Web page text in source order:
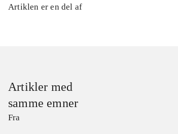
Artiklen er en del af
Artikler med
samme emner
Fra